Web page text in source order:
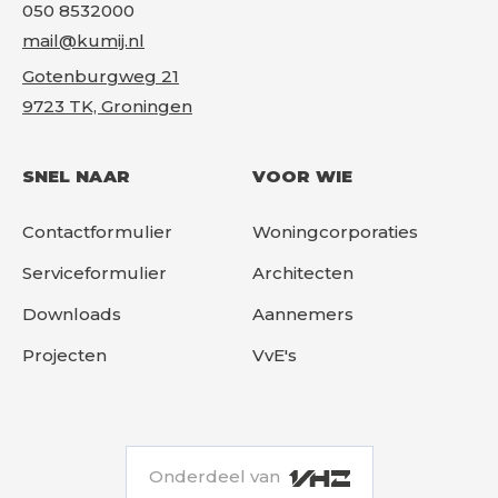
050 8532000
mail@kumij.nl
Gotenburgweg 21
9723 TK, Groningen
SNEL NAAR
Contactformulier
Serviceformulier
Downloads
Projecten
VOOR WIE
Woningcorporaties
Architecten
Aannemers
VvE's
Onderdeel van